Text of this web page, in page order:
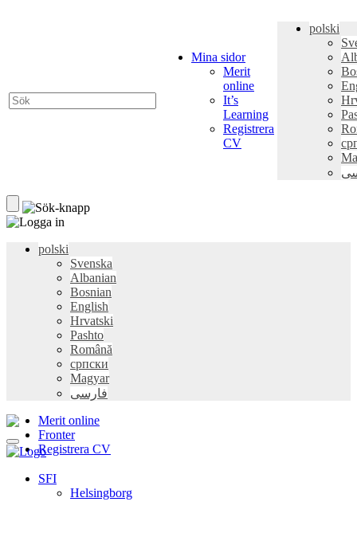
Mina sidor
Merit
online
It’s
Learning
Registrera
CV
polski
polski
Svenska
Albanian
Bosnian
English
Hrvatski
Pashto
Română
српски
Magyar
فارسی
Merit online
Fronter
Registrera CV
SFI
Helsingborg